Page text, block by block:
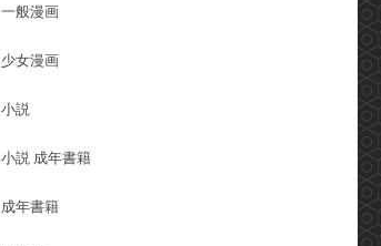
一般漫画
少女漫画
小説
小説 成年書籍
成年書籍